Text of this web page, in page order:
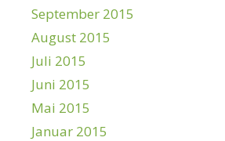
September 2015
August 2015
Juli 2015
Juni 2015
Mai 2015
Januar 2015